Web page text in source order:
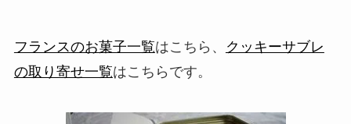
フランスのお菓子一覧はこちら、
クッキーサブレ
の取り寄せ一覧はこちらです。